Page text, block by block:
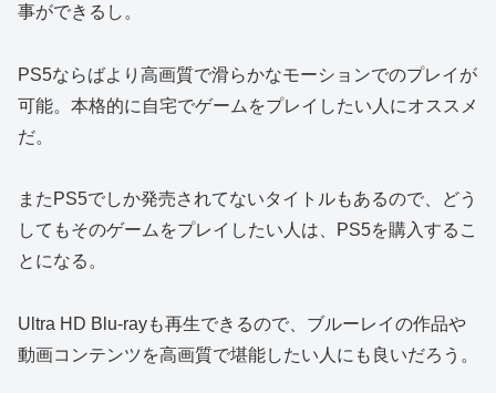
事ができるし。
PS5ならばより高画質で滑らかなモーションでのプレイが
可能。本格的に自宅でゲームをプレイしたい人にオススメ
だ。
またPS5でしか発売されてないタイトルもあるので、どう
してもそのゲームをプレイしたい人は、PS5を購入するこ
とになる。
Ultra HD Blu-rayも再生できるので、ブルーレイの作品や
動画コンテンツを高画質で堪能したい人にも良いだろう。